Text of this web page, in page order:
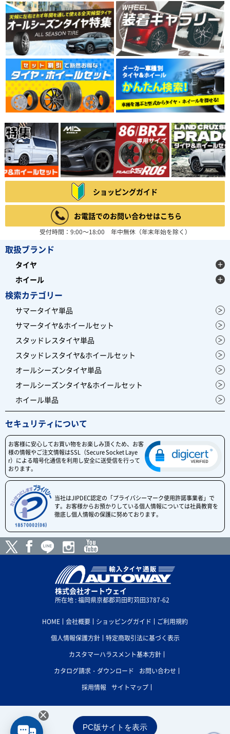
ショッピングガイド
お電話でのお問い合わせはこちら
受付時間：9:00～18:00 年中無休（年末年始を除く）
取扱ブランド
タイヤ
ホイール
検索カテゴリー
サマータイヤ単品
サマータイヤ&ホイールセット
スタッドレスタイヤ単品
スタッドレスタイヤ&ホイールセット
オールシーズンタイヤ単品
オールシーズンタイヤ&ホイールセット
ホイール単品
セキュリティについて
お客様に安心してお買い物をお楽しみ頂くため、お客
様の情報やご注文情報はSSL（Secure Socket Laye
r）による暗号化通信を利用し安全に送受信を行って
おります。
当社はJIPDEC認定の「プライバシーマーク使用許諾事業者」で
す。お客様からお預かりしている個人情報については社員教育を
徹底し個人情報の保護に努めております。
株式会社オートウェイ
所在地 : 福岡県京都郡苅田町苅田3787-62
HOME 会社概要 ショッピングガイド
ご利用規約
個人情報保護方針
特定商取引法に基づく表示
カスタマーハラスメント基本方針
カタログ請求・ダウンロード
お問い合わせ
採用情報
サイトマップ
PC版サイトを表示
×